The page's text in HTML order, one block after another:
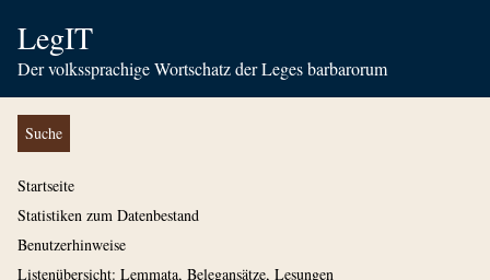
LegIT
Der volkssprachige Wortschatz der Leges barbarorum
Suche
Startseite
Statistiken zum Datenbestand
Benutzerhinweise
Listenübersicht: Lemmata, Belegansätze, Lesungen